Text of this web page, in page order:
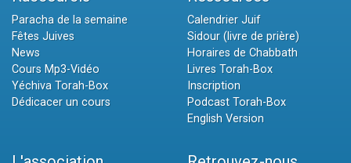
Paracha de la semaine
Fêtes Juives
News
Cours Mp3-Vidéo
Yéchiva Torah-Box
Dédicacer un cours
Calendrier Juif
Sidour (livre de prière)
Horaires de Chabbath
Livres Torah-Box
Inscription
Podcast Torah-Box
English Version